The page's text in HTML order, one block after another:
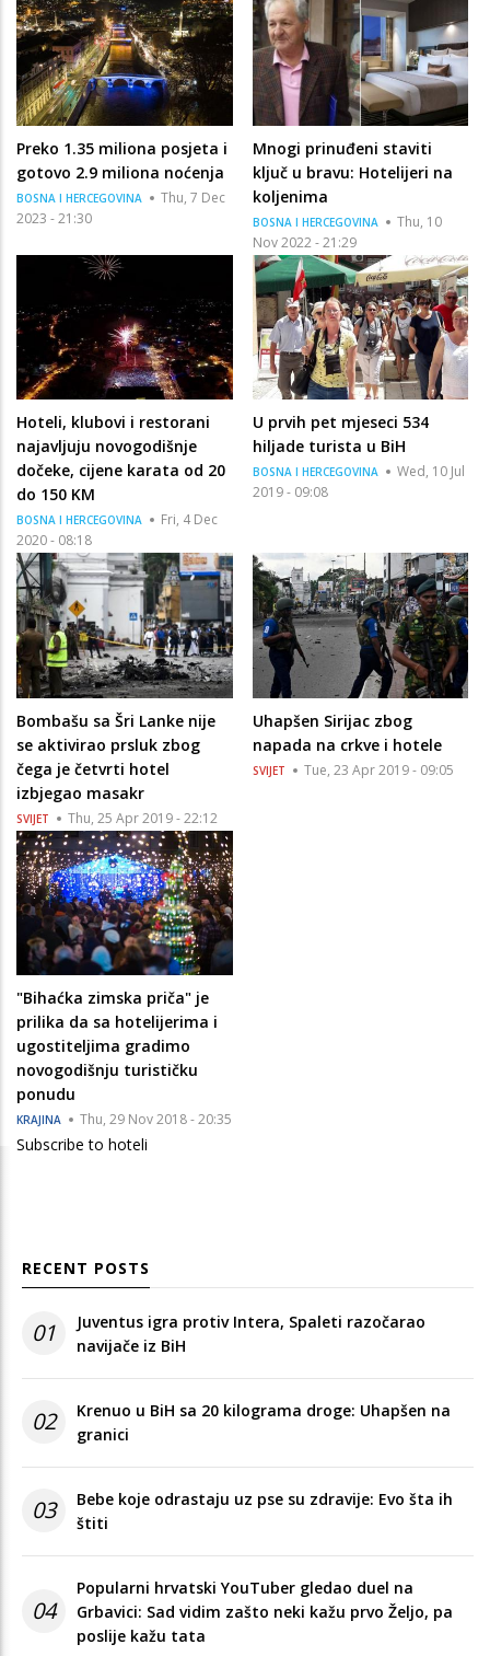
Preko 1.35 miliona posjeta i
gotovo 2.9 miliona noćenja
BOSNA I HERCEGOVINA
Thu, 7 Dec
2023 - 21:30
Mnogi prinuđeni staviti
ključ u bravu: Hotelijeri na
koljenima
BOSNA I HERCEGOVINA
Thu, 10
Nov 2022 - 21:29
Hoteli, klubovi i restorani
najavljuju novogodišnje
dočeke, cijene karata od 20
do 150 KM
BOSNA I HERCEGOVINA
Fri, 4 Dec
2020 - 08:18
U prvih pet mjeseci 534
hiljade turista u BiH
BOSNA I HERCEGOVINA
Wed, 10 Jul
2019 - 09:08
Bombašu sa Šri Lanke nije
se aktivirao prsluk zbog
čega je četvrti hotel
izbjegao masakr
SVIJET Thu, 25 Apr 2019 - 22:12
Uhapšen Sirijac zbog
napada na crkve i hotele
SVIJET Tue, 23 Apr 2019 - 09:05
"Bihaćka zimska priča" je
prilika da sa hotelijerima i
ugostiteljima gradimo
novogodišnju turističku
ponudu
KRAJINA Thu, 29 Nov 2018 - 20:35
Subscribe to hoteli
RECENT POSTS
01
Juventus igra protiv Intera, Spaleti razočarao
navijače iz BiH
02
Krenuo u BiH sa 20 kilograma droge: Uhapšen na
granici
03
Bebe koje odrastaju uz pse su zdravije: Evo šta ih
štiti
04
Popularni hrvatski YouTuber gledao duel na
Grbavici: Sad vidim zašto neki kažu prvo Željo, pa
poslije kažu tata